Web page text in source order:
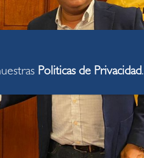
Politicas de Privacidad.